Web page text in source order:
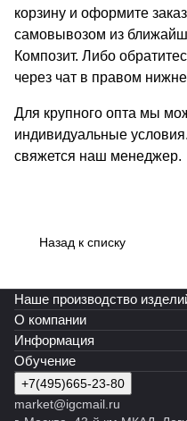
корзину и оформите
самовывозом из
Композит. Либо
через чат в правом
Для крупного опта мы
индивидуальные условия.
свяжется наш менеджер.
Назад к списку
Наше производство
О компании
Информация
Обучение
+7(495)665-23-80
market@igcmail.ru